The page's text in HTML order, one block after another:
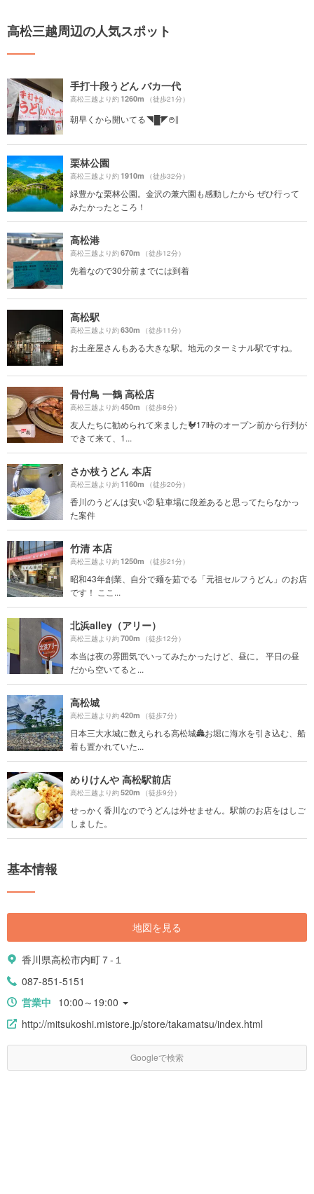
高松三越周辺の人気スポット
手打十段うどん バカ一代
高松三越より約1260m （徒歩21分）
朝早くから開いてる◥█̆̈◤࿉∥
栗林公園
高松三越より約1910m （徒歩32分）
緑豊かな栗林公園。金沢の兼六園も感動したから ぜひ行って
みたかったところ！
高松港
高松三越より約670m （徒歩12分）
先着なので30分前までには到着
高松駅
高松三越より約630m （徒歩11分）
お土産屋さんもある大きな駅。地元のターミナル駅ですね。
骨付鳥 一鶴 高松店
高松三越より約450m （徒歩8分）
友人たちに勧められて来ました🐓17時のオープン前から行列が
できて来て、1...
さか枝うどん 本店
高松三越より約1160m （徒歩20分）
香川のうどんは安い② 駐車場に段差あると思ってたらなかっ
た案件
竹清 本店
高松三越より約1250m （徒歩21分）
昭和43年創業、自分で麺を茹でる「元祖セルフうどん」のお店
です！ ここ...
北浜alley（アリー）
高松三越より約700m （徒歩12分）
本当は夜の雰囲気でいってみたかったけど、昼に。 平日の昼
だから空いてると...
高松城
高松三越より約420m （徒歩7分）
日本三大水城に数えられる高松城🏯お堀に海水を引き込む、船
着も置かれていた...
めりけんや 高松駅前店
高松三越より約520m （徒歩9分）
せっかく香川なのでうどんは外せません。駅前のお店をはしご
しました。
基本情報
地図を見る
香川県高松市内町７-１
087-851-5151
営業中 10:00～19:00
http://mitsukoshi.mistore.jp/store/takamatsu/index.html
Googleで検索